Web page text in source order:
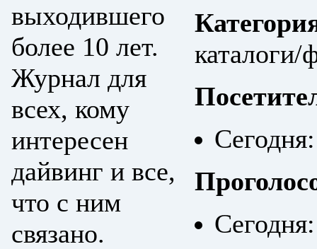
выходившего
более 10 лет.
Журнал для
всех, кому
интересен
дайвинг и все,
что с ним
связано.
каталоги/